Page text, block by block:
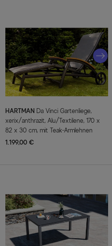
HARTMAN
xerix/anthrazit, Alu/Textilene, 170 x
82 x 30 cm, mit Teak-Armlehnen
1.199,00 €